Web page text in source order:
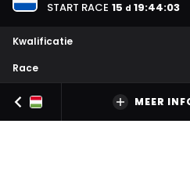
START RACE 15 d 19:44:02
Kwalificatie
Race
MEER